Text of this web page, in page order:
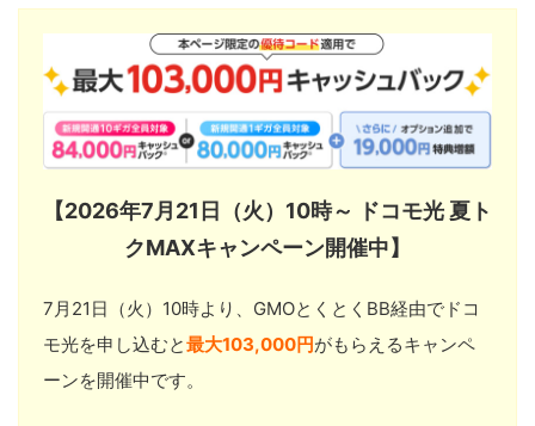
【2026年7月21日（火）10時～ ドコモ光 夏ト
クMAXキャンペーン開催中】
7月21日（火）10時より、GMOとくとくBB経由でドコ
モ光を申し込むと最大103,000円がもらえるキャンペ
ーンを開催中です。